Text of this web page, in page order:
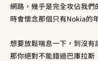
網路，幾乎是完全攻佔我
時會懷念那個只有Nokia的
想要放鬆喘息一下，到沒有
那你絕對不能錯過巴庫拉